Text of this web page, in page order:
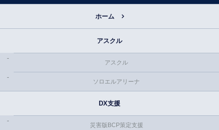
ホーム
アスクル
アスクル
ソロエルアリーナ
DX支援
災害版BCP策定支援